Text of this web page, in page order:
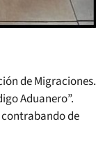
de Migraciones.
Aduanero”.
de